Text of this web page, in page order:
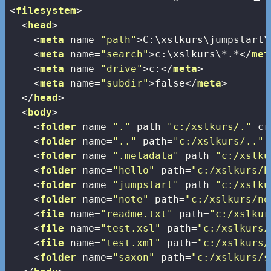
<filesystem>
<head>
<meta name="path">C:\xslkurs\jumpstart\
<meta name="search">c:\xslkurs\*.*</
<meta name="drive">c:</meta>
<meta name="subdir">false</meta>
</head>
<body>
<folder name="." path="c:/xslkurs/."
<folder name=".." path="c:/xslkurs/.."
<folder name=".metadata" path="c:/
<folder name="hello" path="c:/xslkurs/
<folder name="jumpstart" path="c:/
<folder name="note" path="c:/xslkurs/
<file name="readme.txt" path="c:/
<file name="test.xsl" path="c:/xslkurs/
<file name="test.xml" path="c:/xslkurs/
<folder name="saxon" path="c:/xslkurs/